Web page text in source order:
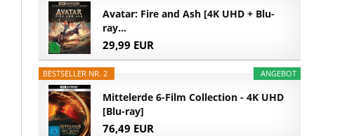
Avatar: Fire and Ash [4K UHD + Blu-
ray...
29,99 EUR
ANGEBOT
BESTSELLER NR. 2
Mittelerde 6-Film Collection - 4K UHD
[Blu-ray]
76,49 EUR